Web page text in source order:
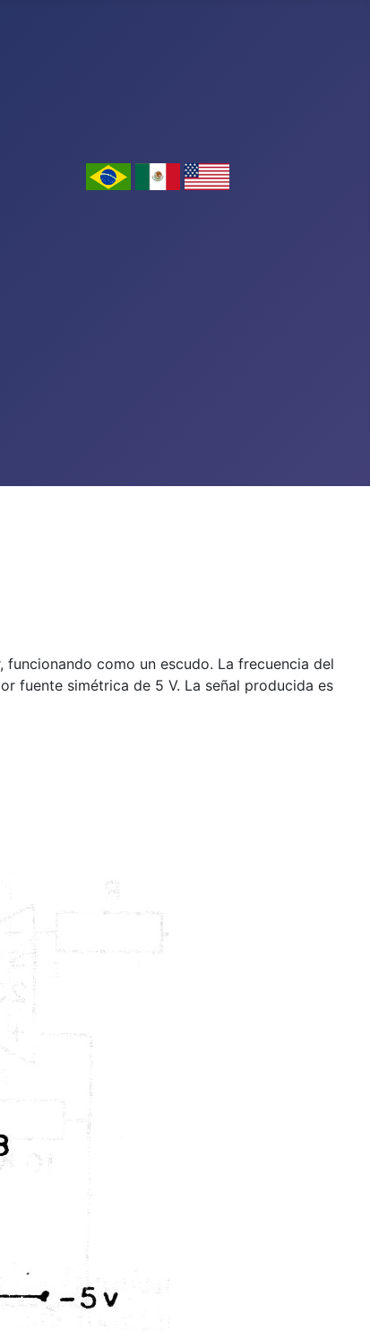
como un escudo. La frecuencia del
fuente simétrica de 5 V. La señal producida es